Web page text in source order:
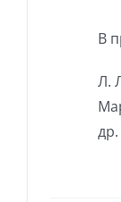
В
Л.
др.